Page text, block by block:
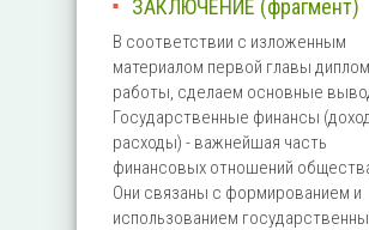
ЗАКЛЮЧЕНИЕ (фрагмент)
В соответствии с изложенным
материалом первой главы
работы, сделаем основные
Государственные финансы
расходы) - важнейшая часть
финансовых отношений
Они связаны с формированием и
использованием